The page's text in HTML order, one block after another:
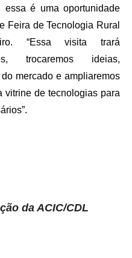
essa é uma oportunidade
Feira de Tecnologia Rural
“Essa visita trará
trocaremos ideias,
mercado e ampliaremos
vitrine de tecnologias para
da ACIC/CDL